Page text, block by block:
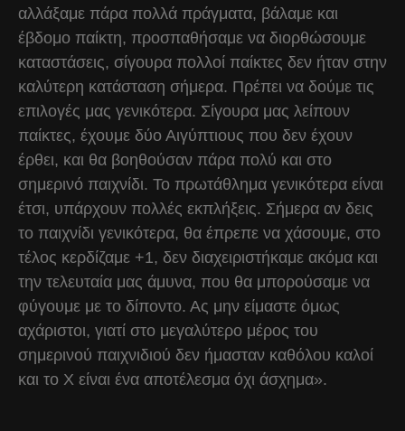
αλλάξαμε πάρα πολλά πράγματα, βάλαμε και
έβδομο παίκτη, προσπαθήσαμε να διορθώσουμε
καταστάσεις, σίγουρα πολλοί παίκτες δεν ήταν στην
καλύτερη κατάσταση σήμερα. Πρέπει να δούμε τις
επιλογές μας γενικότερα. Σίγουρα μας λείπουν
παίκτες, έχουμε δύο Αιγύπτιους που δεν έχουν
έρθει, και θα βοηθούσαν πάρα πολύ και στο
σημερινό παιχνίδι. Το πρωτάθλημα γενικότερα είναι
έτσι, υπάρχουν πολλές εκπλήξεις. Σήμερα αν δεις
το παιχνίδι γενικότερα, θα έπρεπε να χάσουμε, στο
τέλος κερδίζαμε +1, δεν διαχειριστήκαμε ακόμα και
την τελευταία μας άμυνα, που θα μπορούσαμε να
φύγουμε με το δίποντο. Ας μην είμαστε όμως
αχάριστοι, γιατί στο μεγαλύτερο μέρος του
σημερινού παιχνιδιού δεν ήμασταν καθόλου καλοί
και το Χ είναι ένα αποτέλεσμα όχι άσχημα».